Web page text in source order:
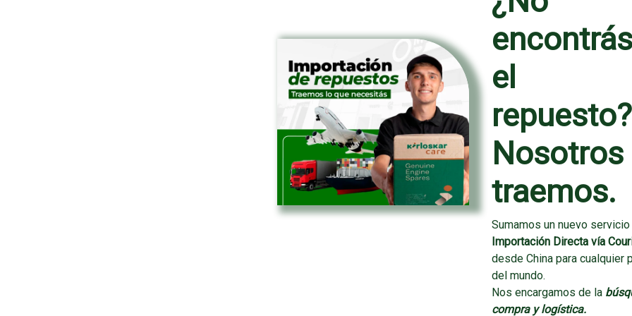
encontrás
el
repuesto?
Nosotros
traemos.
Sumamos un nuevo
Importación Directa vía
desde China para cualquier
del mundo.
Nos encargamos de la
compra y logística.